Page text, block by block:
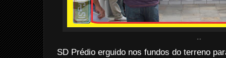
SD Prédio erguido nos fundos do terreno